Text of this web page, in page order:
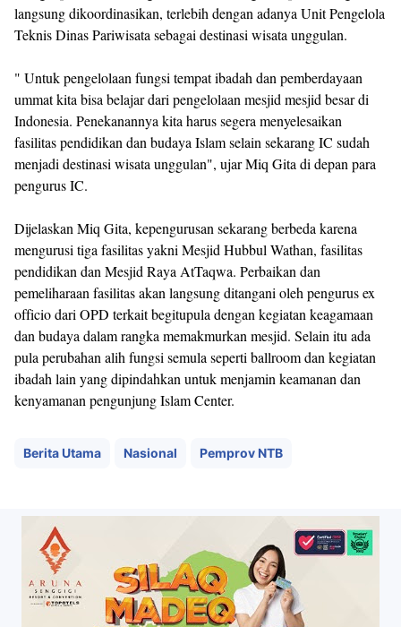
langsung dikoordinasikan, terlebih dengan adanya Unit Pengelola
Teknis Dinas Pariwisata sebagai destinasi wisata unggulan.
" Untuk pengelolaan fungsi tempat ibadah dan pemberdayaan
ummat kita bisa belajar dari pengelolaan mesjid mesjid besar di
Indonesia. Penekanannya kita harus segera menyelesaikan
fasilitas pendidikan dan budaya Islam selain sekarang IC sudah
menjadi destinasi wisata unggulan", ujar Miq Gita di depan para
pengurus IC.
Dijelaskan Miq Gita, kepengurusan sekarang berbeda karena
mengurusi tiga fasilitas yakni Mesjid Hubbul Wathan, fasilitas
pendidikan dan Mesjid Raya AtTaqwa. Perbaikan dan
pemeliharaan fasilitas akan langsung ditangani oleh pengurus ex
officio dari OPD terkait begitupula dengan kegiatan keagamaan
dan budaya dalam rangka memakmurkan mesjid. Selain itu ada
pula perubahan alih fungsi semula seperti ballroom dan kegiatan
ibadah lain yang dipindahkan untuk menjamin keamanan dan
kenyamanan pengunjung Islam Center.
Berita Utama Nasional Pemprov NTB